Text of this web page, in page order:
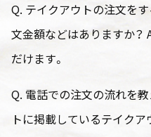
Q. テイクアウトの注文を
文金額などはありますか？
だけます。
Q. 電話での注文の流れを
トに掲載しているテイク